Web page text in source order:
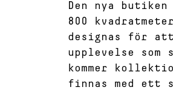
Den nya
800
designas för
upplevelse
kommer
finnas med ett